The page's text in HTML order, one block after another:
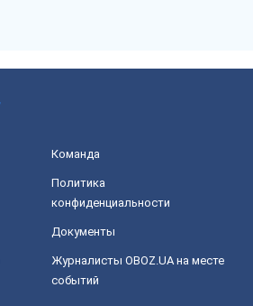
Команда
Политика
конфиденциальности
Документы
Журналисты OBOZ.UA на месте
событий